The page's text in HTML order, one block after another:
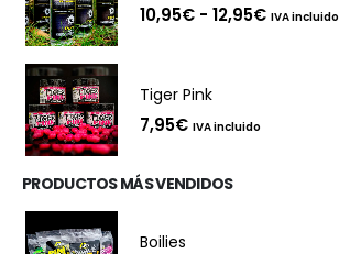
10,95€ - 12,95€Rango
IVA incluido
Tiger Pink
7,95€ IVA incluido
PRODUCTOS MÁS VENDIDOS
Boilies